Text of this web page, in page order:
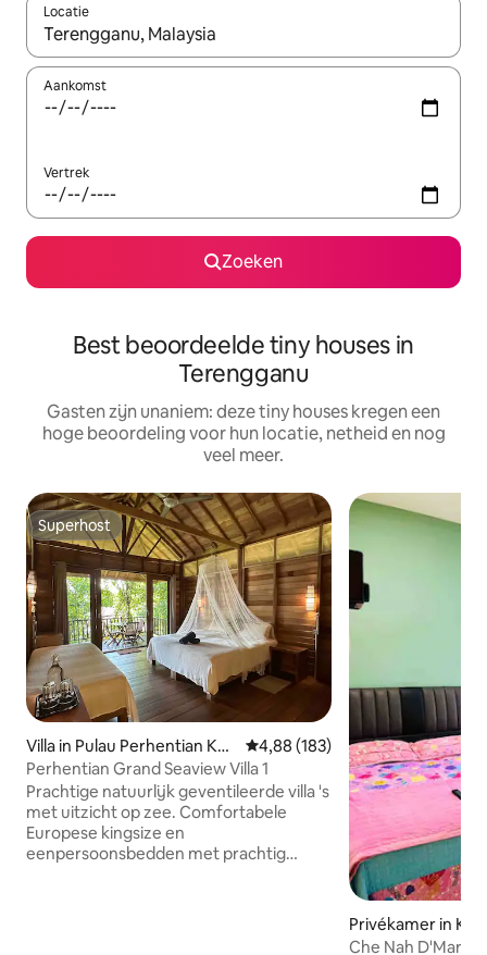
Locatie
Wanneer er resultaten beschikbaar zijn, maak je een keuze
Aankomst
Vertrek
Zoeken
Best beoordeelde tiny houses in
Terengganu
Gasten zijn unaniem: deze tiny houses kregen een
hoge beoordeling voor hun locatie, netheid en nog
veel meer.
Superhost
Superhost
Villa in Pulau Perhentian Kec
il
Gemiddelde beoordeling van
4,88 (183)
Perhentian Grand Seaview Villa 1
Prachtige natuurlijk geventileerde villa 's
met uitzicht op zee. Comfortabele
Europese kingsize en
eenpersoonsbedden met prachtig
Privékamer in
Che Nah D'Maras